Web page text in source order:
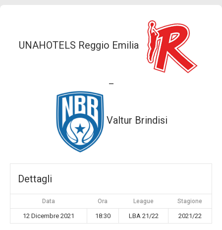
UNAHOTELS Reggio Emilia
—
Valtur Brindisi
Dettagli
Data Ora League Stagione
12 Dicembre 2021 18:30 LBA 21/22 2021/22